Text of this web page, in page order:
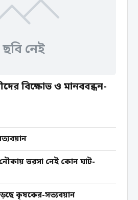
ছবি নেই
বিক্ষোভ ও মানববন্ধন-
নৌকায় ভরসা নেই কোন ঘাট-
কৃষকের-সত্যবয়ান